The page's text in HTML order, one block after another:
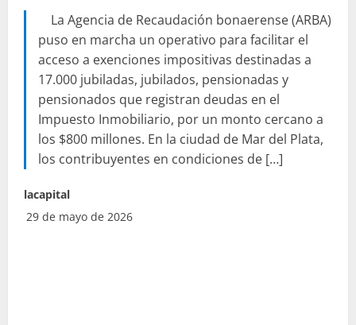
La Agencia de Recaudación bonaerense (ARBA)
puso en marcha un operativo para facilitar el
acceso a exenciones impositivas destinadas a
17.000 jubiladas, jubilados, pensionadas y
pensionados que registran deudas en el
Impuesto Inmobiliario, por un monto cercano a
los $800 millones. En la ciudad de Mar del Plata,
los contribuyentes en condiciones de […]
lacapital
29 de mayo de 2026